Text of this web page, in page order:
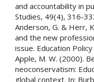
and accountability in
Studies, 49(4), 316-
Anderson, G. & Herr,
and the new
issue. Education
Apple, M. W. (2000).
neoconservatism:
global context. In: